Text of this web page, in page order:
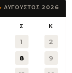
ΑΥΓΟΥΣΤΟΣ 2026
Σ Κ
1 2
8 9